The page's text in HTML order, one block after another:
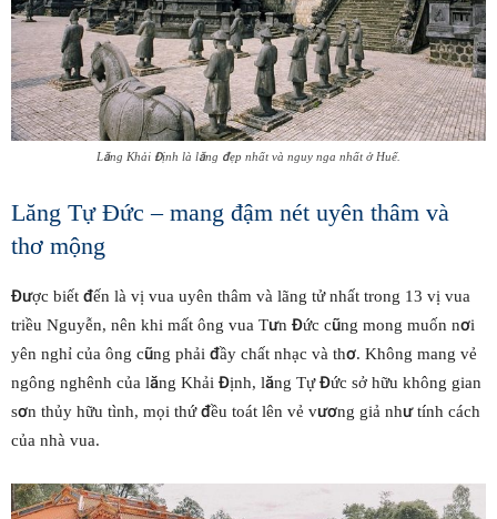
Lăng Khải Định là lăng đẹp nhất và nguy nga nhất ở Huế.
Lăng Tự Đức – mang đậm nét uyên thâm và
thơ mộng
Được biết đến là vị vua uyên thâm và lãng tử nhất trong 13 vị vua
triều Nguyễn, nên khi mất ông vua Tưn Đức cũng mong muốn nơi
yên nghỉ của ông cũng phải đầy chất nhạc và thơ. Không mang vẻ
ngông nghênh của lăng Khải Định, lăng Tự Đức sở hữu không gian
sơn thủy hữu tình, mọi thứ đều toát lên vẻ vương giả như tính cách
của nhà vua.